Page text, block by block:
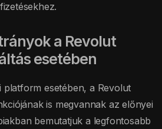
a Revolut
esetében
platform esetében, a Revolut
is megvannak az előnyei
bemutatjuk a legfontosabb